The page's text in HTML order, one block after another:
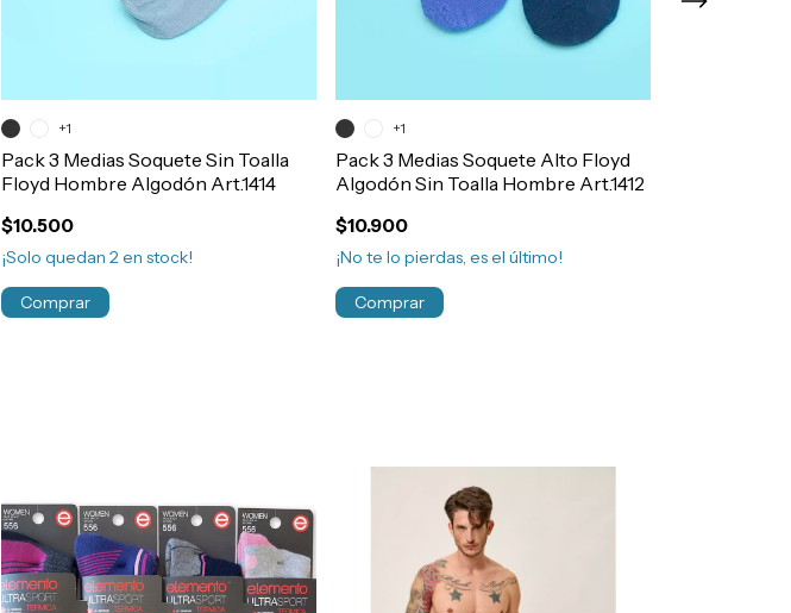
Pack 3 Medias Soquete Sin Toalla
Floyd Hombre Algodón Art.1414
$10.500
¡Solo quedan 2en stock!
+1
Comprar
Pack 3 Medias Soquete Alto Floyd
Algodón Sin Toalla Hombre Art.1412
$10.900
¡No te lo pierdas, es el último!
+1
Comprar